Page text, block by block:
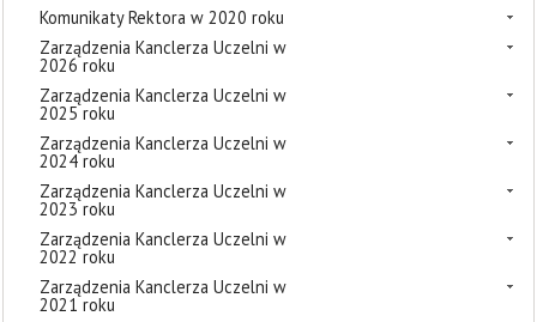
Komunikaty Rektora w 2020 roku
Zarządzenia Kanclerza Uczelni w
2026 roku
Zarządzenia Kanclerza Uczelni w
2025 roku
Zarządzenia Kanclerza Uczelni w
2024 roku
Zarządzenia Kanclerza Uczelni w
2023 roku
Zarządzenia Kanclerza Uczelni w
2022 roku
Zarządzenia Kanclerza Uczelni w
2021 roku